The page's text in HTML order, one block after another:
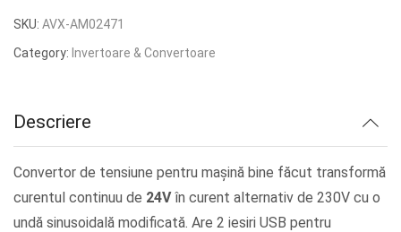
inițial
a
este:
SKU: AVX-AM02471
Category: Invertoare & Convertoare
Descriere
Convertor de tensiune pentru mașină bine făcut transformă
curentul continuu de 24Vîn curent alternativ de 230V cu o
undă sinusoidală modificată. Are 2 iesiri USB pentru